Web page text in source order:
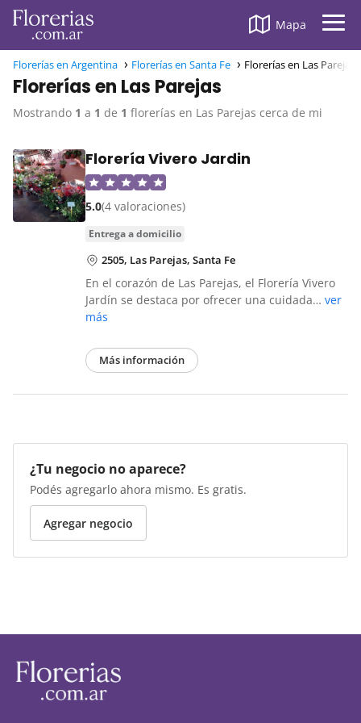
Mapa
Florerías en Argentina Florerías en Santa Fe Florerías en Las Parejas
Florerías en Las Parejas
Mostrando 1 a 1 de 1 florerías en Las Parejas cerca de mi
Florería Vivero Jardin
5.0(4 valoraciones)
entrega a domicilio
2505, Las Parejas, Santa Fe
En el corazón de Las Parejas, el Florería Vivero
Jardín se destaca por ofrecer una cuidada… ver
más
Más información
¿Tu negocio no aparece?
Podés agregarlo ahora mismo. Es gratis.
Agregar negocio